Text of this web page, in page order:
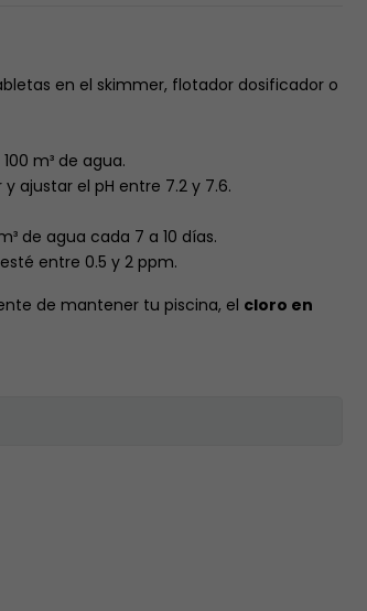
en el skimmer, flotador dosificador o
m³ de agua.
ajustar el pH entre 7.2 y 7.6.
de agua cada 7 a 10 días.
entre 0.5 y 2 ppm.
de mantener tu piscina, el cloro en